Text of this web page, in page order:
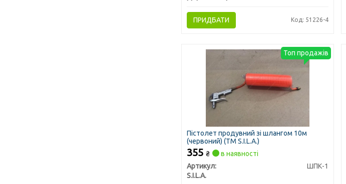
ПРИДБАТИ Код: 51226-4
Пістолет продувний зі шлангом 10м
(червоний) (ТМ S.I.L.A.)
355 ₴
в наявності
Артикул:
ШПК-1
S.I.L.A.
Топ продажів